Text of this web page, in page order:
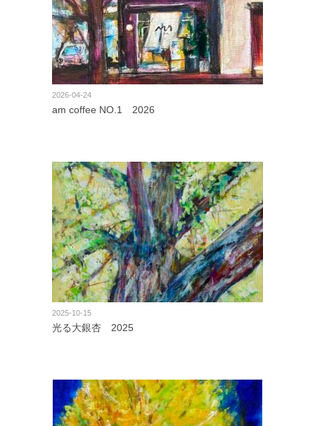
2026-04-24
am coffee NO.1 2026
2025-10-15
光る大銀杏 2025